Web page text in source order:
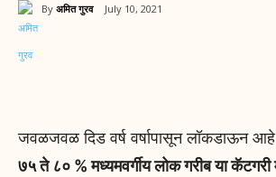
By अमित गुरव July 10, 2021
जवळजवळ दिड वर्ष वर्षापासून लॉकडाऊन
७५ ते ८० % मध्यमवर्गीय लोक गरीब या